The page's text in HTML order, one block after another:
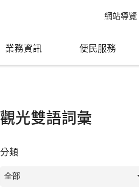
網站導覽
業務資訊 便民服務
觀光雙語詞彙
分類